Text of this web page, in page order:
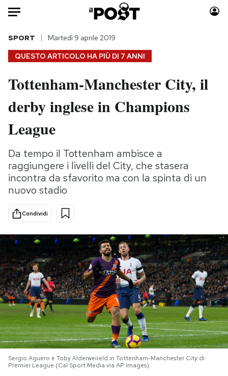
HOME
Italia
Politica
Tecnologia
Scienza
Cultura
Economia
Sport
Moda
Consumismi
Media
Europa
NEWSLETTER
I MIEI PREFERITI
SHOP
QUESTO ARTICOLO HA PIÙ DI 7 ANNI
SPORT Martedì 9 aprile 2019
Tottenham-Manchester City, il
derby inglese in Champions
League
Da tempo il Tottenham ambisce a
raggiungere i livelli del City, che stasera
incontra da sfavorito ma con la spinta di un
nuovo stadio
Condividi
Sergio Aguero e Toby Alderweireld in Tottenham-Manchester City di
Premier League (Cal Sport Media via AP Images)